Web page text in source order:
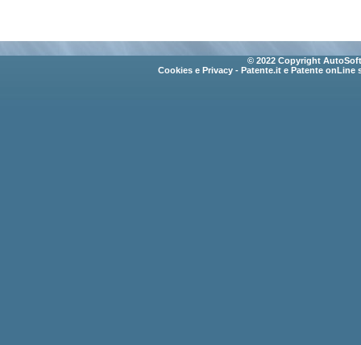
© 2022 Copyright
Cookies e Privacy - Patente.it e Patente onLine